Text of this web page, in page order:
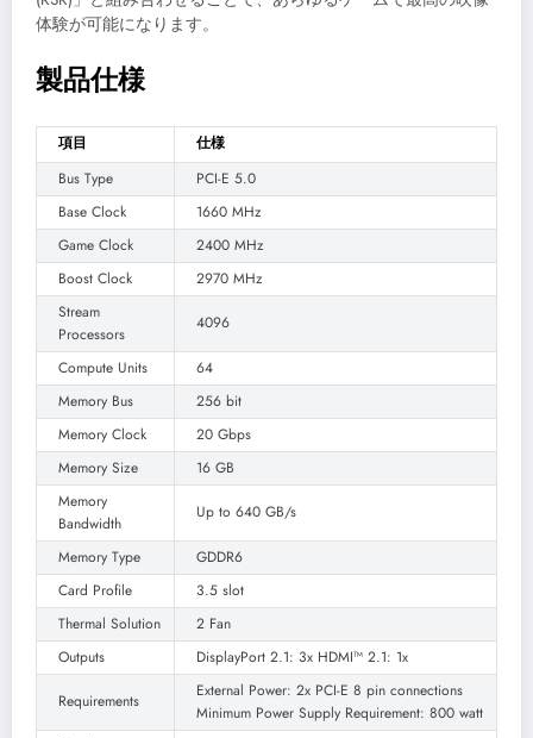
体験が可能になります。
製品仕様
項目
仕様
Bus Type
PCI-E 5.0
Base Clock
1660 MHz
Game Clock
2400 MHz
Boost Clock
2970 MHz
Stream
Processors
4096
Compute Units
64
Memory Bus
256 bit
Memory Clock
20 Gbps
Memory Size
16 GB
Memory
Bandwidth
Up to 640 GB/s
Memory Type
GDDR6
Card Profile
3.5 slot
Thermal Solution
2 Fan
Outputs
DisplayPort 2.1: 3x HDMI™ 2.1: 1x
Requirements
External Power: 2x PCI-E 8 pin connections
Minimum Power Supply Requirement: 800 watt